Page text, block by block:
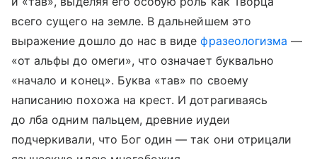
всего сущего на земле. В дальнейшем это
выражение дошло до нас в видефразеологизма —
«от альфы до омеги», что означает буквально
«начало и конец». Буква «тав» по своему
написанию похожа на крест. И дотрагиваясь
до лба одним пальцем, древние иудеи
подчеркивали, что Бог один — так они отрицали